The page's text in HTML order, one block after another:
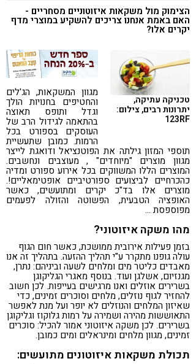
ניקוי רעלים
מזונות על
ילדים
תזונה וספורט
אכילה רגשית
רגישות לגלוטן
טעים להכיר
קורונה
טבעונות
הצימוק מול משקאות איזוטוניים מסחריים -
האם באמת אנחנו צריכים להשקיע במוצרי מדף
יקרים אלו?
טכניקה עתיקה,
יתרונות רבים, צילום:
123RF
מגוון המשקאות, הג'לים
והחטיפים בחנויות הולך
וגדל ותופס תאוצה
בהתאמה לגידול הרב של
העוסקים בספורט בכל
הרמות. כמובן שתעשיית
תוספי המזון גילתה את הפוטנציאל ודואגת לייצר
מגוון מוצרים "מיוחדים" , מעוצבים ונחשבים.
המוצרים הללו המשווקים בכל אירוע ספורט ומדיה
כהכרחיים לביצועים ספורטיביים אופטימאליים!.
מוצרים אלו בד"כ יקרים ומתועשים, כאשר
האופציה הטבעית, הפשוטה והזולה לפעמים
מפוספסת …
מהו משקה איזוטוני?
בזמן פעילות אירובית ממושכת, כאשר חום הגוף
עולה גופנו מתקרר ע"י תהליך ההזעה. בתהליך זה אנו
מאבדים כליטר מים ומלחים לשעה וביניהם: נתרן,
מגנזיום, אשלגן ועוד. בנוסף מאגרי הגליקוגן
בשרירים אוזלים ואנו מרגישים בעייפות. לכן חשוב
להחזיר לגוף נוזלים, מלחים וסוכרים זמינים, כדי
שאיזון המלחים והנוזלים לא יופר ועל מנת לאפשר
התאוששות מהירה ושמירה על רמות גלוקוז וגליקוגן
בשרירים. לכן משקה איזוטוני אמור להכיל: סוכרים
זמינים, מגוון מלחים ומינראלים ומים כמובן.
תכולת משקאות איזוטונים מתועשים: